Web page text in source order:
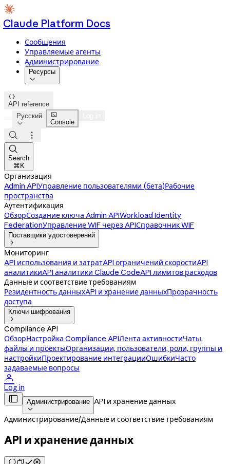
Claude Platform Docs
Сообщения
Управляемые агенты
Администрирование
Ресурсы


API reference
Русский


Console



Search
⌘K
Организация
Admin APIУправление пользователями (бета)Рабочие
пространства
Аутентификация
ОбзорСоздание ключа Admin APIWorkload Identity
FederationУправление WIF через APIСправочник WIF
Поставщики удостоверений

Мониторинг
API использования и затратAPI ограничений скоростиAPI
аналитикиAPI аналитики Claude CodeAPI лимитов расходов
Данные и соответствие требованиям
Резидентность данныхAPI и хранение данныхПрозрачность
доступа
Ключи шифрования

Compliance API
ОбзорНастройка Compliance APIЛента активностиЧаты,
файлы и проектыОрганизации, пользователи, роли, группы и
настройкиПроектирование интеграцииОшибкиЧасто
задаваемые вопросы

Log in
 Администрирование

API и хранение данных
Администрирование/Данные и соответствие требованиям
API и хранение данных